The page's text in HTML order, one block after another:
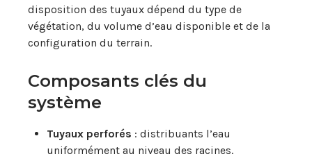
disposition des tuyaux dépend du type de
végétation, du volume d’eau disponible et de la
configuration du terrain.
Composants clés du
système
Tuyaux perforés : distribuants l’eau
uniformément au niveau des racines.